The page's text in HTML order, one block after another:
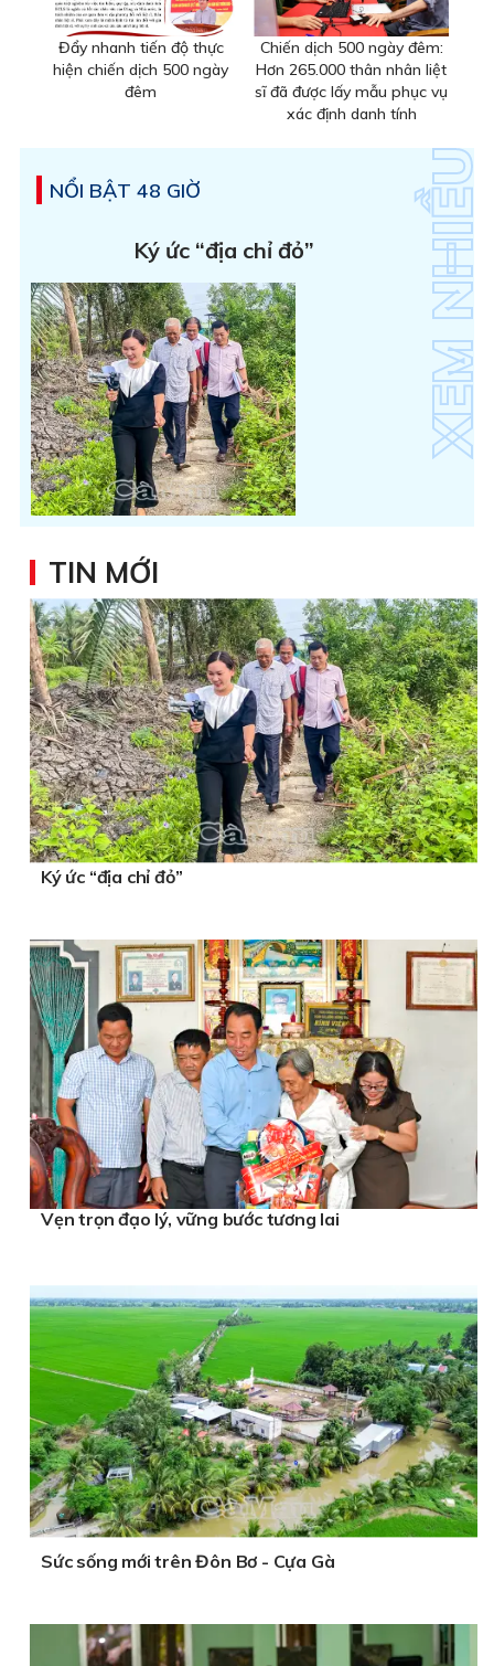
Đẩy nhanh tiến độ thực
hiện chiến dịch 500 ngày
đêm
Chiến dịch 500 ngày đêm:
Hơn 265.000 thân nhân liệt
sĩ đã được lấy mẫu phục vụ
xác định danh tính
NỔI BẬT 48 GIỜ
Ký ức “địa chỉ đỏ”
TIN MỚI
Ký ức “địa chỉ đỏ”
Vẹn trọn đạo lý, vững bước tương lai
Sức sống mới trên Đôn Bơ - Cựa Gà